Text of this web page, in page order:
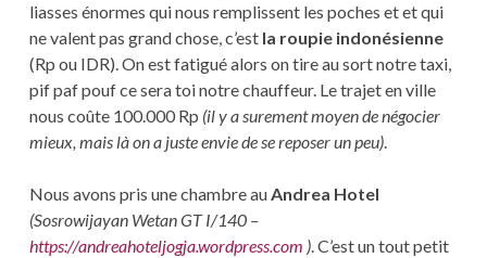
liasses énormes qui nous remplissent les poches et et qui
ne valent pas grand chose, c’est la roupie indonésienne
(Rp ou IDR). On est fatigué alors on tire au sort notre taxi,
pif paf pouf ce sera toi notre chauffeur. Le trajet en ville
nous coûte 100.000 Rp (il y a surement moyen de négocier
mieux, mais là on a juste envie de se reposer un peu).
Nous avons pris une chambre auAndrea Hotel
(Sosrowijayan Wetan GT I/140 –
https://andreahoteljogja.wordpress.com ). C’est un tout petit